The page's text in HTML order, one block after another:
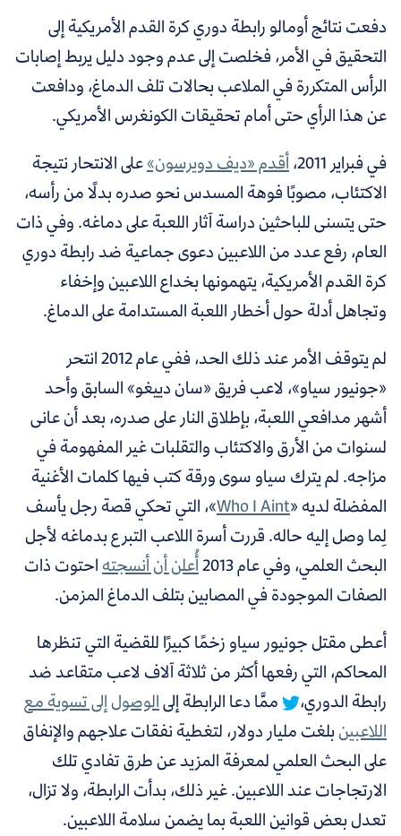
دفعت نتائج أومالو رابطة دوري كرة القدم الأمريكية إلى
التحقيق في الأمر، فخلصت إلى عدم وجود دليل يربط إصابات
الرأس المتكررة في الملاعب بحالات تلف الدماغ، ودافعت
عن هذا الرأي حتى أمام تحقيقات الكونغرس الأمريكي.
في فبراير 2011،
أقدم «ديف دويرسون»على الانتحار نتيجة
الاكتئاب، مصوبًا فوهة المسدس نحو صدره بدلًا من رأسه،
حتى يتسنى للباحثين دراسة آثار اللعبة على دماغه. وفي ذات
العام، رفع عدد من اللاعبين دعوى جماعية ضد رابطة دوري
كرة القدم الأمريكية، يتهمونها بخداع اللاعبين وإخفاء
وتجاهل أدلة حول أخطار اللعبة المستدامة على الدماغ.
لم يتوقف الأمر عند ذلك الحد، ففي عام 2012 انتحر
«جونيور سياو»، لاعب فريق «سان دييغو» السابق وأحد
أشهر مدافعي اللعبة، بإطلاق النار على صدره، بعد أن عانى
لسنوات من الأرق والاكتئاب والتقلبات غير المفهومة في
مزاجه. لم يترك سياو سوى ورقة كتب فيها كلمات الأغنية
المفضلة لديه «Who I Aint»، التي تحكي قصة رجل يأسف
لِما وصل إليه حاله. قررت أسرة اللاعب التبرع بدماغه لأجل
البحث العلمي، وفي عام 2013
أُعلن أن أنسجتهاحتوت ذات
الصفات الموجودة في المصابين بتلف الدماغ المزمن.
أعطى مقتل جونيور سياو زخمًا كبيرًا للقضية التي تنظرها
المحاكم، التي رفعها أكثر من ثلاثة آلاف لاعب متقاعد ضد
رابطة الدوري،
ممَّا دعا الرابطة إلىالوصول إلى تسوية مع
اللاعبينبلغت مليار دولار، لتغطية نفقات علاجهم والإنفاق
على البحث العلمي لمعرفة المزيد عن طرق تفادي تلك
الارتجاجات عند اللاعبين. غير ذلك، بدأت الرابطة، ولا تزال،
تعدل بعض قوانين اللعبة بما يضمن سلامة اللاعبين.